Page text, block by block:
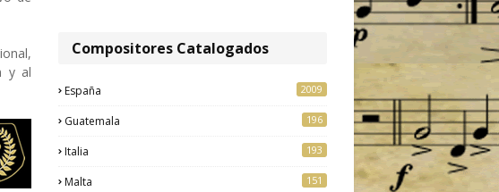
y al
Compositores Catalogados
España 2009
Guatemala 196
Italia 193
Malta 151